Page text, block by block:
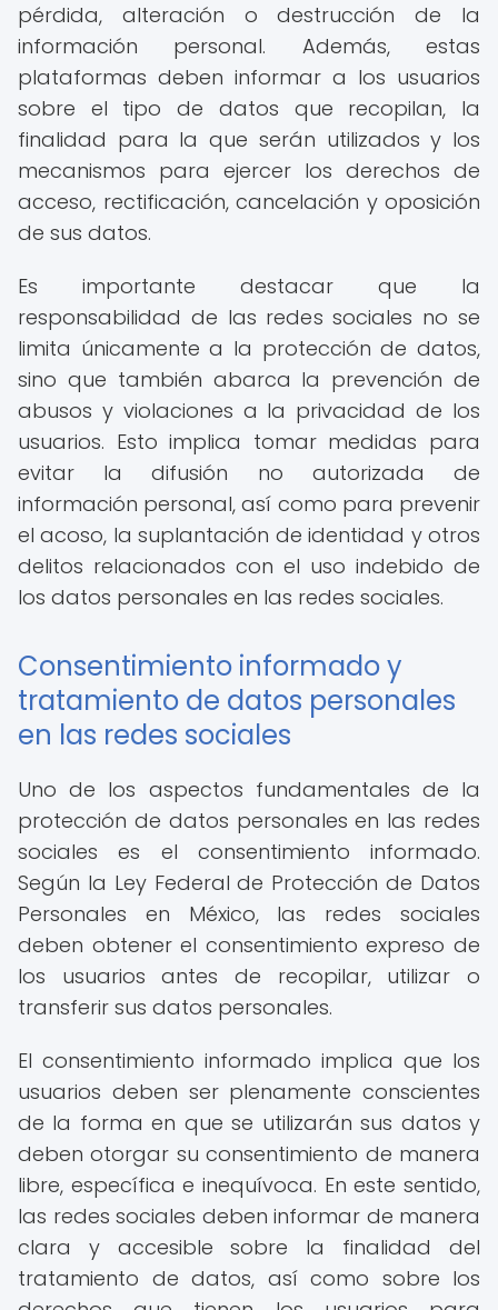
pérdida, alteración o destrucción de la
información personal. Además, estas
plataformas deben informar a los usuarios
sobre el tipo de datos que recopilan, la
finalidad para la que serán utilizados y los
mecanismos para ejercer los derechos de
acceso, rectificación, cancelación y oposición
de sus datos.
Es importante destacar que la
responsabilidad de las redes sociales no se
limita únicamente a la protección de datos,
sino que también abarca la prevención de
abusos y violaciones a la privacidad de los
usuarios. Esto implica tomar medidas para
evitar la difusión no autorizada de
información personal, así como para prevenir
el acoso, la suplantación de identidad y otros
delitos relacionados con el uso indebido de
los datos personales en las redes sociales.
Consentimiento informado y
tratamiento de datos personales
en las redes sociales
Uno de los aspectos fundamentales de la
protección de datos personales en las redes
sociales es el consentimiento informado.
Según la Ley Federal de Protección de Datos
Personales en México, las redes sociales
deben obtener el consentimiento expreso de
los usuarios antes de recopilar, utilizar o
transferir sus datos personales.
El consentimiento informado implica que los
usuarios deben ser plenamente conscientes
de la forma en que se utilizarán sus datos y
deben otorgar su consentimiento de manera
libre, específica e inequívoca. En este sentido,
las redes sociales deben informar de manera
clara y accesible sobre la finalidad del
tratamiento de datos, así como sobre los